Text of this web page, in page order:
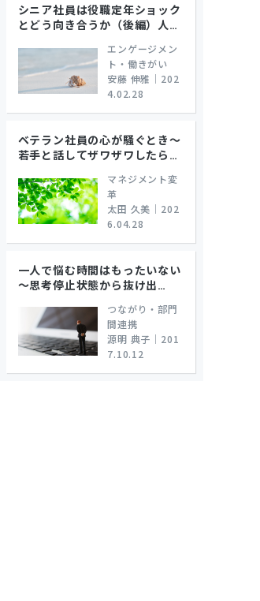
シニア社員は役職定年ショック
とどう向き合うか（後編）人…
エンゲージメン
ト・働きがい
安藤 伸雅 ｜ 202
4.02.28
ベテラン社員の心が騒ぐとき～
若手と話してザワザワしたら …
マネジメント変
革
太田 久美 ｜ 202
6.04.28
一人で悩む時間はもったいない
～思考停止状態から抜け出…
つながり・部門
間連携
源明 典子 ｜ 201
7.10.12